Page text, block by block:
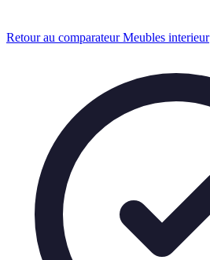
Retour au comparateur Meubles interieur